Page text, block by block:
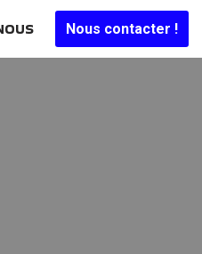
Nous contacter !